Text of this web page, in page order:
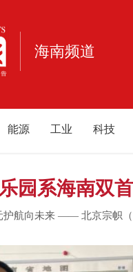
海南频道
能源 工业 科技
北京 甘肃
园系海南双
护航向未来 —— 北京宗帜